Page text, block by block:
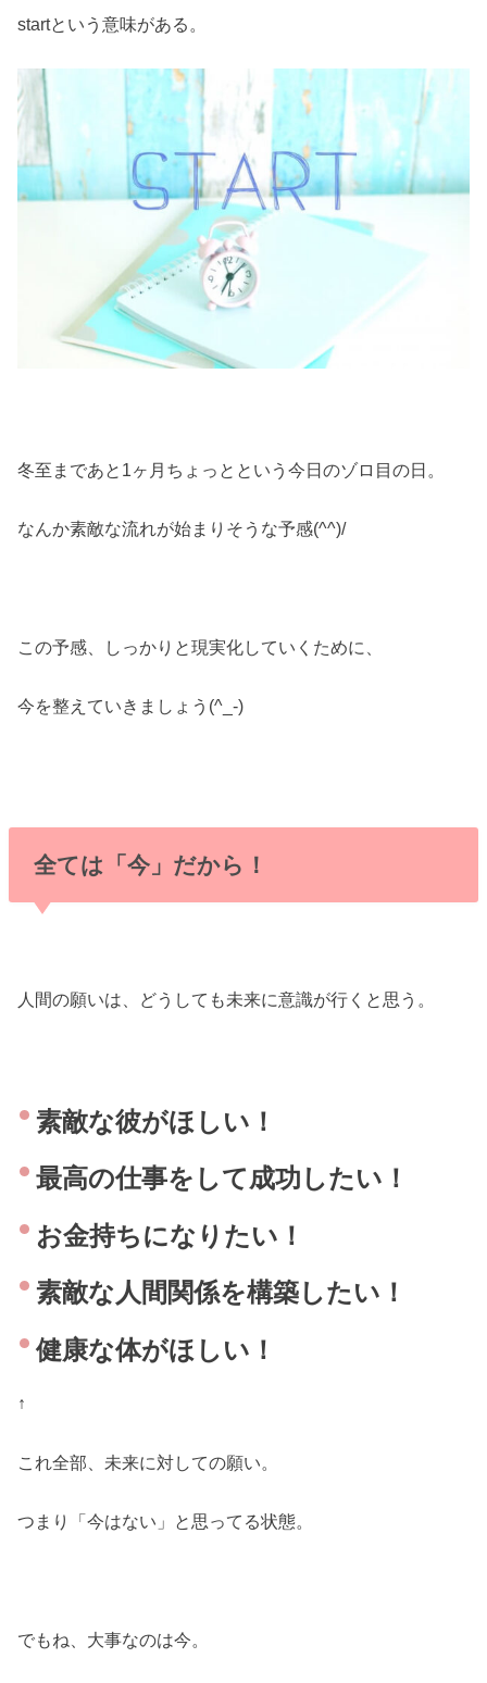
startという意味がある。
冬至まであと1ヶ月ちょっとという今日のゾロ目の日。
なんか素敵な流れが始まりそうな予感(^^)/
この予感、しっかりと現実化していくために、
今を整えていきましょう(^_-)
全ては「今」だから！
人間の願いは、どうしても未来に意識が行くと思う。
素敵な彼がほしい！
最高の仕事をして成功したい！
お金持ちになりたい！
素敵な人間関係を構築したい！
健康な体がほしい！
↑
これ全部、未来に対しての願い。
つまり「今はない」と思ってる状態。
でもね、大事なのは今。